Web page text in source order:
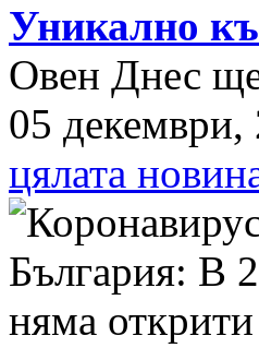
Уникално
Овен Днес
05 декември,
цялата